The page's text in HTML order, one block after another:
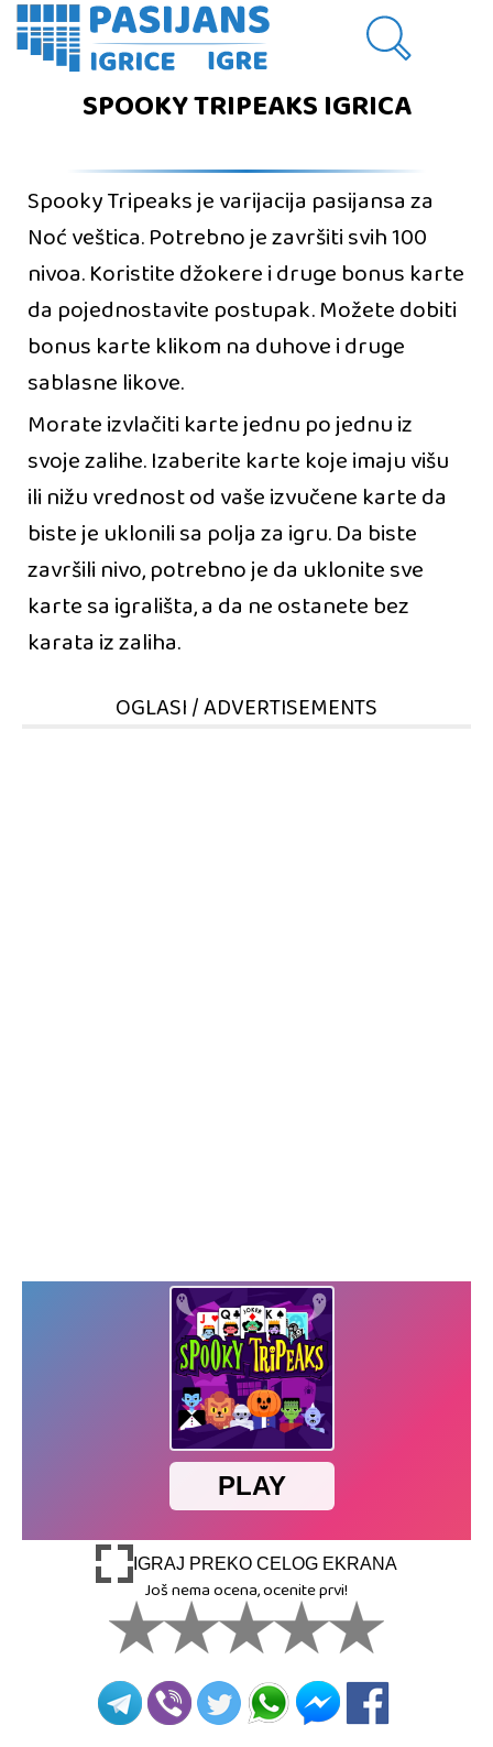
SPOOKY TRIPEAKS IGRICA
Spooky Tripeaks je varijacija pasijansa za
Noć veštica. Potrebno je završiti svih 100
nivoa. Koristite džokere i druge bonus karte
da pojednostavite postupak. Možete dobiti
bonus karte klikom na duhove i druge
sablasne likove.
Morate izvlačiti karte jednu po jednu iz
svoje zalihe. Izaberite karte koje imaju višu
ili nižu vrednost od vaše izvučene karte da
biste je uklonili sa polja za igru. Da biste
završili nivo, potrebno je da uklonite sve
karte sa igrališta, a da ne ostanete bez
karata iz zaliha.
OGLASI / ADVERTISEMENTS
IGRAJ PREKO CELOG EKRANA
Još nema ocena, ocenite prvi!